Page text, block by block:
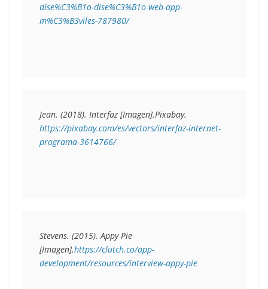
dise%C3%B1o-dise%C3%B1o-web-app-
m%C3%B3viles-787980/
Jean. (2018). Interfaz
https://pixabay.com/es/vectors/interfaz-internet-
programa-3614766/
Stevens. (2015). Appy Pie
[Imagen].https://clutch.co/app-
development/resources/interview-appy-pie